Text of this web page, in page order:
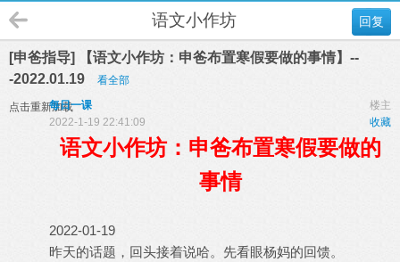
回复
语文小作坊
[申爸指导] 【语文小作坊：申爸布置寒假要做的事情】--
-2022.01.19
看全部
点击重新加载 楼主
每日一课
收藏
2022-1-19 22:41:09
语文小作坊：申爸布置寒假要做的
事情
2022-01-19
昨天的话题，回头接着说哈。先看眼杨妈的回馈。